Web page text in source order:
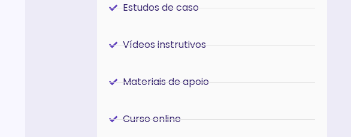
Estudos de caso
Vídeos instrutivos
Materiais de apoio
Curso online